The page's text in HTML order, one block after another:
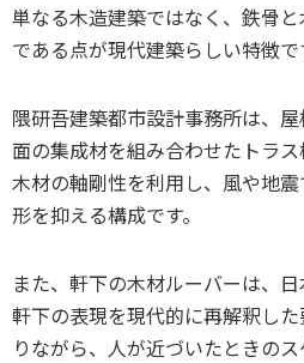
単なる木造建築ではなく、鉄骨
である点が現代建築らしい特徴で
隈研吾建築都市設計事務所は、
面の集成材を組み合わせたトラス
木材の軸剛性を利用し、風や地
形を抑える構成です。
また、軒下の木材ルーバーは、
軒下の表現を現代的に再解釈し
りながら、人が近づいたときの